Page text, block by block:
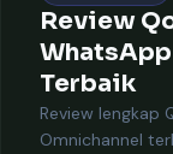
Review
Terbaik
Review lengkap
Omnichannel